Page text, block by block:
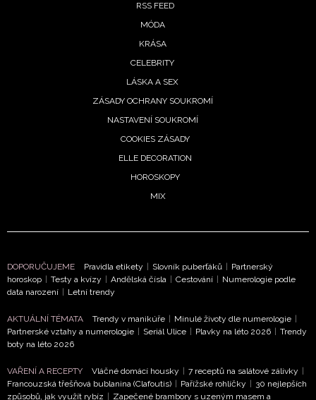
NEWSLETTER
ODESLAT
Přihlášením k newsletteru souhlasíte s
podmínkami společnosti BurdaMedia Extra s.r.o.a
RSS FEED
MÓDA
KRÁSA
CELEBRITY
LÁSKA A SEX
ZÁSADY OCHRANY SOUKROMÍ
NASTAVENÍ SOUKROMÍ
COOKIES ZÁSADY
ELLE DECORATION
HOROSKOPY
MIX
DOPORUČUJEME Pravidla etikety Slovník puberťáků
Partnerský
horoskop
Testy a kvízy Andělská čísla Cestování
Numerologie podle
data narození
Letní trendy
AKTUÁLNÍ TÉMATA Trendy v manikúře Minulé životy dle numerologie
Partnerské vztahy a numerologie
Seriál Ulice Plavky na léto 2026
Trendy
boty na léto 2026
VAŘENÍ A RECEPTY Vláčné domácí housky 7 receptů na salátové zálivky
Francouzská třešňová bublanina (Clafoutis)
Pařížské rohlíčky
30 nejlepších
způsobů, jak využít rybíz
Zapečené brambory s uzeným masem a